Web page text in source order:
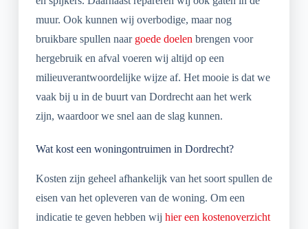
muur. Ook kunnen wij overbodige, maar nog
bruikbare spullen naar goede doelen brengen voor
hergebruik en afval voeren wij altijd op een
milieuverantwoordelijke wijze af. Het mooie is dat we
vaak bij u in de buurt van Dordrecht aan het werk
zijn, waardoor we snel aan de slag kunnen.
Wat kost een woningontruimen in Dordrecht?
Kosten zijn geheel afhankelijk van het soort spullen de
eisen van het opleveren van de woning. Om een
indicatie te geven hebben wij hier een kostenoverzicht